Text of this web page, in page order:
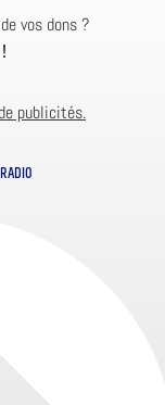
vos dons ?
publicités.